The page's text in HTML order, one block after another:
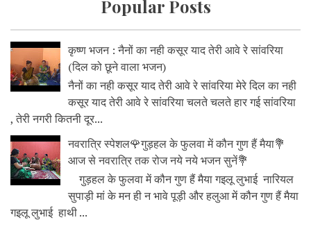
Popular Posts
कृष्ण भजन : नैनों का नही कसूर याद तेरी आवे रे सांवरिया
(दिल को छूने वाला भजन)
नैनों का नही कसूर याद तेरी आवे रे सांवरिया मेरे दिल का नही
कसूर याद तेरी आवे रे सांवरिया चलते चलते हार गई सांवरिया
, तेरी नगरी कितनी दूर...
नवरात्रि स्पेशल🌹गुड़हल के फुलवा में कौन गुण हैं मैया💐
आज से नवरात्रि तक रोज नये नये भजन सुनें💐
गुड़हल के फुलवा में कौन गुण हैं मैया गइलू लुभाई नारियल
सुपाड़ी मां के मन ही न भावे पूड़ी और हलुआ में कौन गुण हैं मैया
गइलू लुभाई हाथी ...